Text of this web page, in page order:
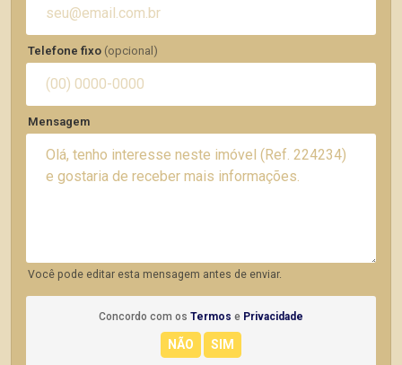
Telefone fixo (opcional)
Mensagem
Você pode editar esta mensagem antes de enviar.
Concordo com os Termos e Privacidade